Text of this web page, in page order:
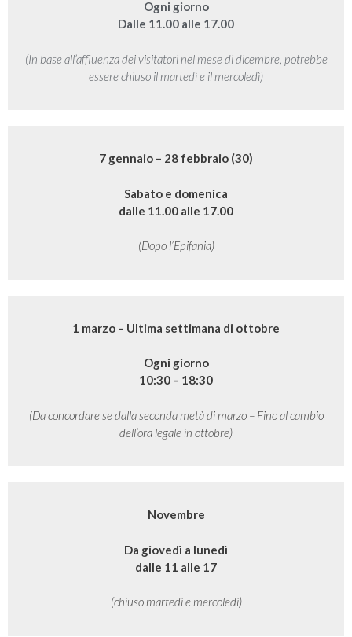
Ogni giorno
Dalle 11.00 alle 17.00
(In base all’affluenza dei visitatori nel mese di dicembre, potrebbe
essere chiuso il martedì e il mercoledì)
7 gennaio – 28 febbraio (30)
Sabato e domenica
dalle 11.00 alle 17.00
(Dopo l’Epifania)
1 marzo – Ultima settimana di ottobre
Ogni giorno
10:30 – 18:30
(Da concordare se dalla seconda metà di marzo – Fino al cambio
dell’ora legale in ottobre)
Novembre
Da giovedì a lunedì
dalle 11 alle 17
(chiuso martedì e mercoledì)